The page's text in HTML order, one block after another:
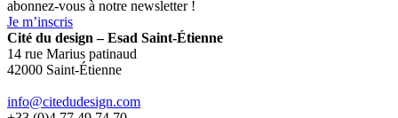
abonnez-vous à notre newsletter !
Je m’inscris
Cité du design – Esad Saint-Étienne
14 rue Marius patinaud
42000 Saint-Étienne
info@citedudesign.com